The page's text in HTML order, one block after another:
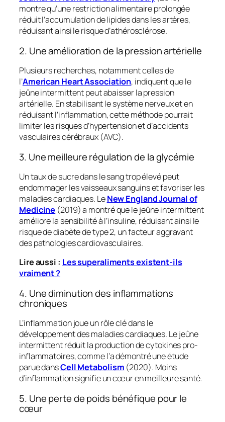
montre qu’une restriction alimentaire prolongée
réduit l’accumulation de lipides dans les artères,
réduisant ainsi le risque d’athérosclérose.
2. Une amélioration de la pression artérielle
Plusieurs recherches, notamment celles de
l’American Heart Association, indiquent que le
jeûne intermittent peut abaisser la pression
artérielle. En stabilisant le système nerveux et en
réduisant l’inflammation, cette méthode pourrait
limiter les risques d’hypertension et d’accidents
vasculaires cérébraux (AVC).
3. Une meilleure régulation de la glycémie
Un taux de sucre dans le sang trop élevé peut
endommager les vaisseaux sanguins et favoriser les
maladies cardiaques. LeNew England Journal of
Medicine (2019) a montré que le jeûne intermittent
améliore la sensibilité à l’insuline, réduisant ainsi le
risque de diabète de type 2, un facteur aggravant
des pathologies cardiovasculaires.
Lire aussi : Les superaliments existent-ils
vraiment ?
4. Une diminution des inflammations
chroniques
L’inflammation joue un rôle clé dans le
développement des maladies cardiaques. Le jeûne
intermittent réduit la production de cytokines pro-
inflammatoires, comme l’a démontré une étude
parue dansCell Metabolism (2020). Moins
d’inflammation signifie un cœur en meilleure santé.
5. Une perte de poids bénéfique pour le
cœur